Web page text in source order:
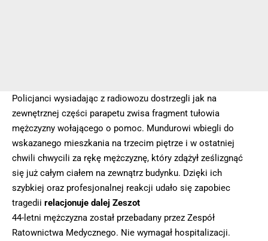
Policjanci wysiadając z radiowozu dostrzegli jak na
zewnętrznej części parapetu zwisa fragment tułowia
mężczyzny wołającego o pomoc. Mundurowi wbiegli do
wskazanego mieszkania na trzecim piętrze i w ostatniej
chwili chwycili za rękę mężczyznę, który zdążył ześlizgnąć
się już całym ciałem na zewnątrz budynku. Dzięki ich
szybkiej oraz profesjonalnej reakcji udało się zapobiec
tragedii relacjonuje dalej Zeszot
44-letni mężczyzna został przebadany przez Zespół
Ratownictwa Medycznego. Nie wymagał hospitalizacji.